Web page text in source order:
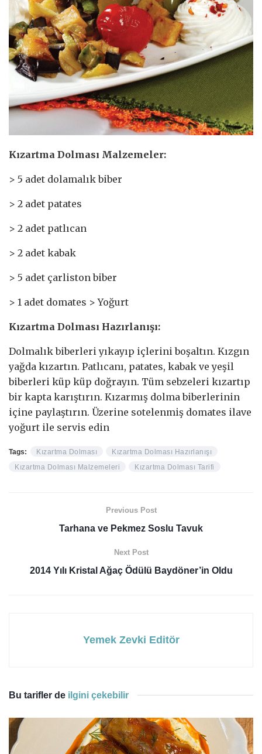
Kızartma Dolması Malzemeler:
> 5 adet dolamalık biber
> 2 adet patates
> 2 adet patlıcan
> 2 adet kabak
> 5 adet çarliston biber
> 1 adet domates > Yoğurt
Kızartma Dolması Hazırlanışı:
Dolmalık biberleri yıkayıp içlerini boşaltın. Kızgın
yağda kızartın. Patlıcanı, patates, kabak ve yeşil
biberleri küp küp doğrayın. Tüm sebzeleri kızartıp
bir kapta karıştırın. Kızarmış dolma biberlerinin
içine paylaştırın. Üzerine sotelenmiş domates ilave
yoğurt ile servis edin
Tags: Kızartma Dolması
Kızartma Dolması Hazırlanışı
Kızartma Dolması Malzemeleri
Kızartma Dolması Tarifi
Previous Post
Tarhana ve Pekmez Soslu Tavuk
Next Post
2014 Yılı Kristal Ağaç Ödülü Baydöner’in Oldu
Yemek Zevki Editör
Bu tarifler de ilgini çekebilir